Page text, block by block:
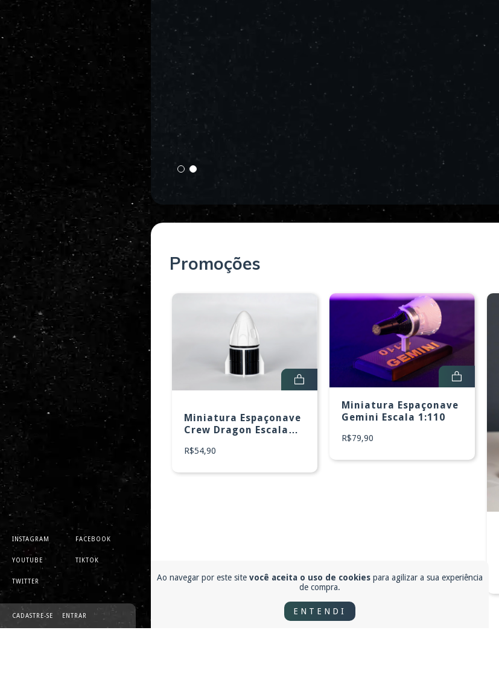
INSTAGRAM FACEBOOK
YOUTUBE TIKTOK
TWITTER
CADASTRE-SE ENTRAR
Ao navegar por este site você aceita o uso de cookies para agilizar a sua experiência
de compra.
ENTENDI
Promoções
Camiseta Starbase
Gateway to Mars
R$94,90
Miniatura Espaçonave
Crew Dragon Escala
R$54,90
Miniatura Espaçonave
Gemini Escala 1:110
R$79,90